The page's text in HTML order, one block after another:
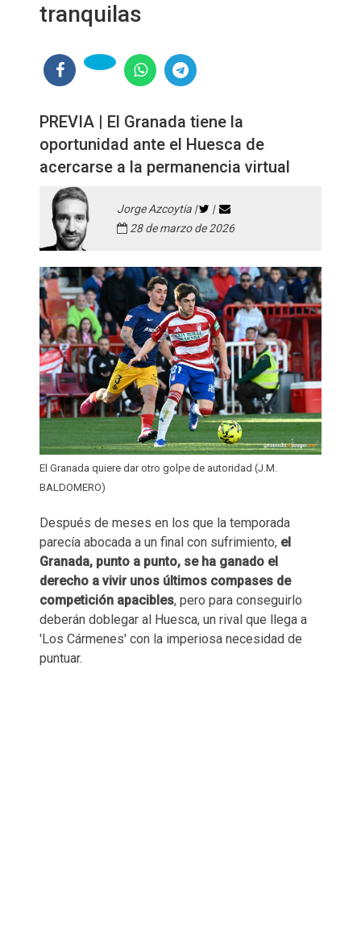
tranquilas
PREVIA | El Granada tiene la
oportunidad ante el Huesca de
acercarse a la permanencia virtual
Jorge Azcoytia |
|
28 de marzo de 2026
El Granada quiere dar otro golpe de autoridad (J.M.
BALDOMERO)
Después de meses en los que la temporada
parecía abocada a un final con sufrimiento, el
Granada, punto a punto, se ha ganado el
derecho a vivir unos últimos compases de
competición apacibles, pero para conseguirlo
deberán doblegar al Huesca, un rival que llega a
'Los Cármenes' con la imperiosa necesidad de
puntuar.